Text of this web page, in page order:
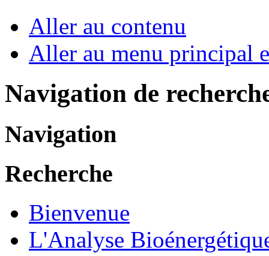
Aller au contenu
Aller au menu principal
Navigation de
Navigation
Recherche
Bienvenue
L'Analyse